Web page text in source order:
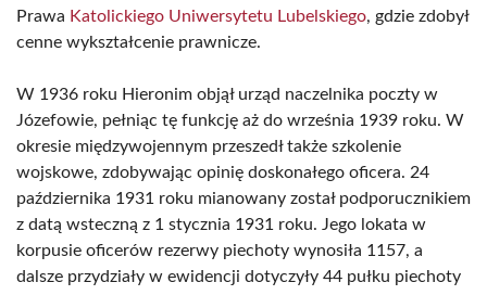
Prawa Katolickiego Uniwersytetu Lubelskiego, gdzie zdobył
cenne wykształcenie prawnicze.
W 1936 roku Hieronim objął urząd naczelnika poczty w
Józefowie, pełniąc tę funkcję aż do września 1939 roku. W
okresie międzywojennym przeszedł także szkolenie
wojskowe, zdobywając opinię doskonałego oficera. 24
października 1931 roku mianowany został podporucznikiem
z datą wsteczną z 1 stycznia 1931 roku. Jego lokata w
korpusie oficerów rezerwy piechoty wynosiła 1157, a
dalsze przydziały w ewidencji dotyczyły 44 pułku piechoty